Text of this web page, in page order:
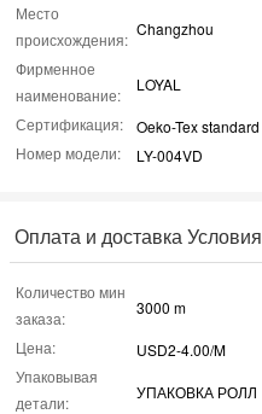
Место
происхождения:
Changzhou
Фирменное
наименование:
LOYAL
Сертификация:
Oeko-Tex standard
Номер модели:
LY-004VD
Оплата и доставка Условия
Количество мин
заказа:
3000 m
Цена:
USD2-4.00/M
Упаковывая
детали:
УПАКОВКА РОЛЛ